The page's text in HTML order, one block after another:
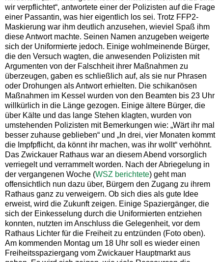
wir verpflichtet“, antwortete einer der Polizisten auf die Frage
einer Passantin, was hier eigentlich los sei. Trotz FFP2-
Maskierung war ihm deutlich anzusehen, wieviel Spaß ihm
diese Antwort machte. Seinen Namen anzugeben weigerte
sich der Uniformierte jedoch. Einige wohlmeinende Bürger,
die den Versuch wagten, die anwesenden Polizisten mit
Argumenten von der Falschheit ihrer Maßnahmen zu
überzeugen, gaben es schließlich auf, als sie nur Phrasen
oder Drohungen als Antwort erhielten. Die schikanösen
Maßnahmen im Kessel wurden von den Beamten bis 23 Uhr
willkürlich in die Länge gezogen. Einige ältere Bürger, die
über Kälte und das lange Stehen klagten, wurden von
umstehenden Polizisten mit Bemerkungen wie: „Wärt ihr mal
besser zuhause geblieben“ und „In drei, vier Monaten kommt
die Impfpflicht, da könnt ihr machen, was ihr wollt“ verhöhnt.
Das Zwickauer Rathaus war an diesem Abend vorsorglich
verriegelt und verrammelt worden. Nach der Abriegelung in
der vergangenen Woche (WSZ berichtete) geht man
offensichtlich nun dazu über, Bürgern den Zugang zu ihrem
Rathaus ganz zu verweigern. Ob sich dies als gute Idee
erweist, wird die Zukunft zeigen. Einige Spaziergänger, die
sich der Einkesselung durch die Uniformierten entziehen
konnten, nutzten im Anschluss die Gelegenheit, vor dem
Rathaus Lichter für die Freiheit zu entzünden (Foto oben).
Am kommenden Montag um 18 Uhr soll es wieder einen
Freiheitsspaziergang vom Zwickauer Hauptmarkt aus